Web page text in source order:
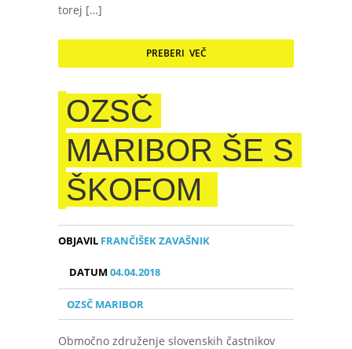
torej […]
PREBERI VEČ
OZSČ
MARIBOR ŠE S
ŠKOFOM
OBJAVIL FRANČIŠEK ZAVAŠNIK
DATUM04.04.2018
OZSČ MARIBOR
Območno združenje slovenskih častnikov